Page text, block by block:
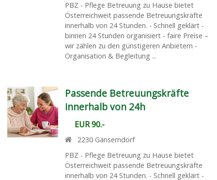
PBZ - Pflege Betreuung zu Hause bietet
Österreichweit passende Betreuungskräfte
innerhalb von 24 Stunden. - Schnell geklärt -
binnen 24 Stunden organisiert - faire Preise –
wir zählen zu den günstigeren Anbietern -
Organisation & Begleitung ...
Passende Betreuungskräfte
innerhalb von 24h
EUR 90.-
2230 Gänserndorf
PBZ - Pflege Betreuung zu Hause bietet
Österreichweit passende Betreuungskräfte
innerhalb von 24 Stunden. - Schnell geklärt -